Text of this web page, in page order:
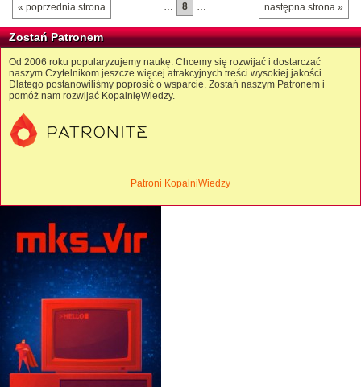
« poprzednia strona następna strona »
… 8 …
Zostań Patronem
Od 2006 roku popularyzujemy naukę. Chcemy się rozwijać i dostarczać
naszym Czytelnikom jeszcze więcej atrakcyjnych treści wysokiej jakości.
Dlatego postanowiliśmy poprosić o wsparcie. Zostań naszym Patronem i
pomóż nam rozwijać KopalnięWiedzy.
Patroni KopalniWiedzy